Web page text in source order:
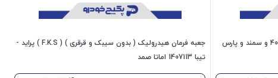
جک فرمان هیدرولیک ( کمک فرمان ) پژو 405 و سمند و پارس
جعبه فرمان هیدرولیک ( بدون سیبک و قرقری ) ( F.K.S ) پراید -
تیبا 1407113 اماتا صمد